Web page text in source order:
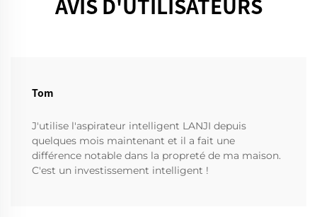
AVIS D'UTILISATEURS
Tom
J'utilise l'aspirateur intelligent LANJI depuis
quelques mois maintenant et il a fait une
différence notable dans la propreté de ma maison.
C'est un investissement intelligent !